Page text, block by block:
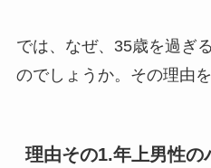
では、なぜ、35歳を過ぎ
のでしょうか。その理由を
理由その1.年上男性の